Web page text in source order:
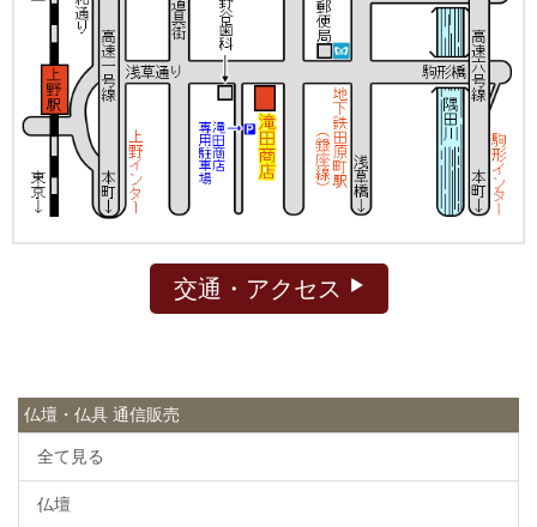
交通・アクセス
仏壇・仏具 通信販売
全て見る
仏壇